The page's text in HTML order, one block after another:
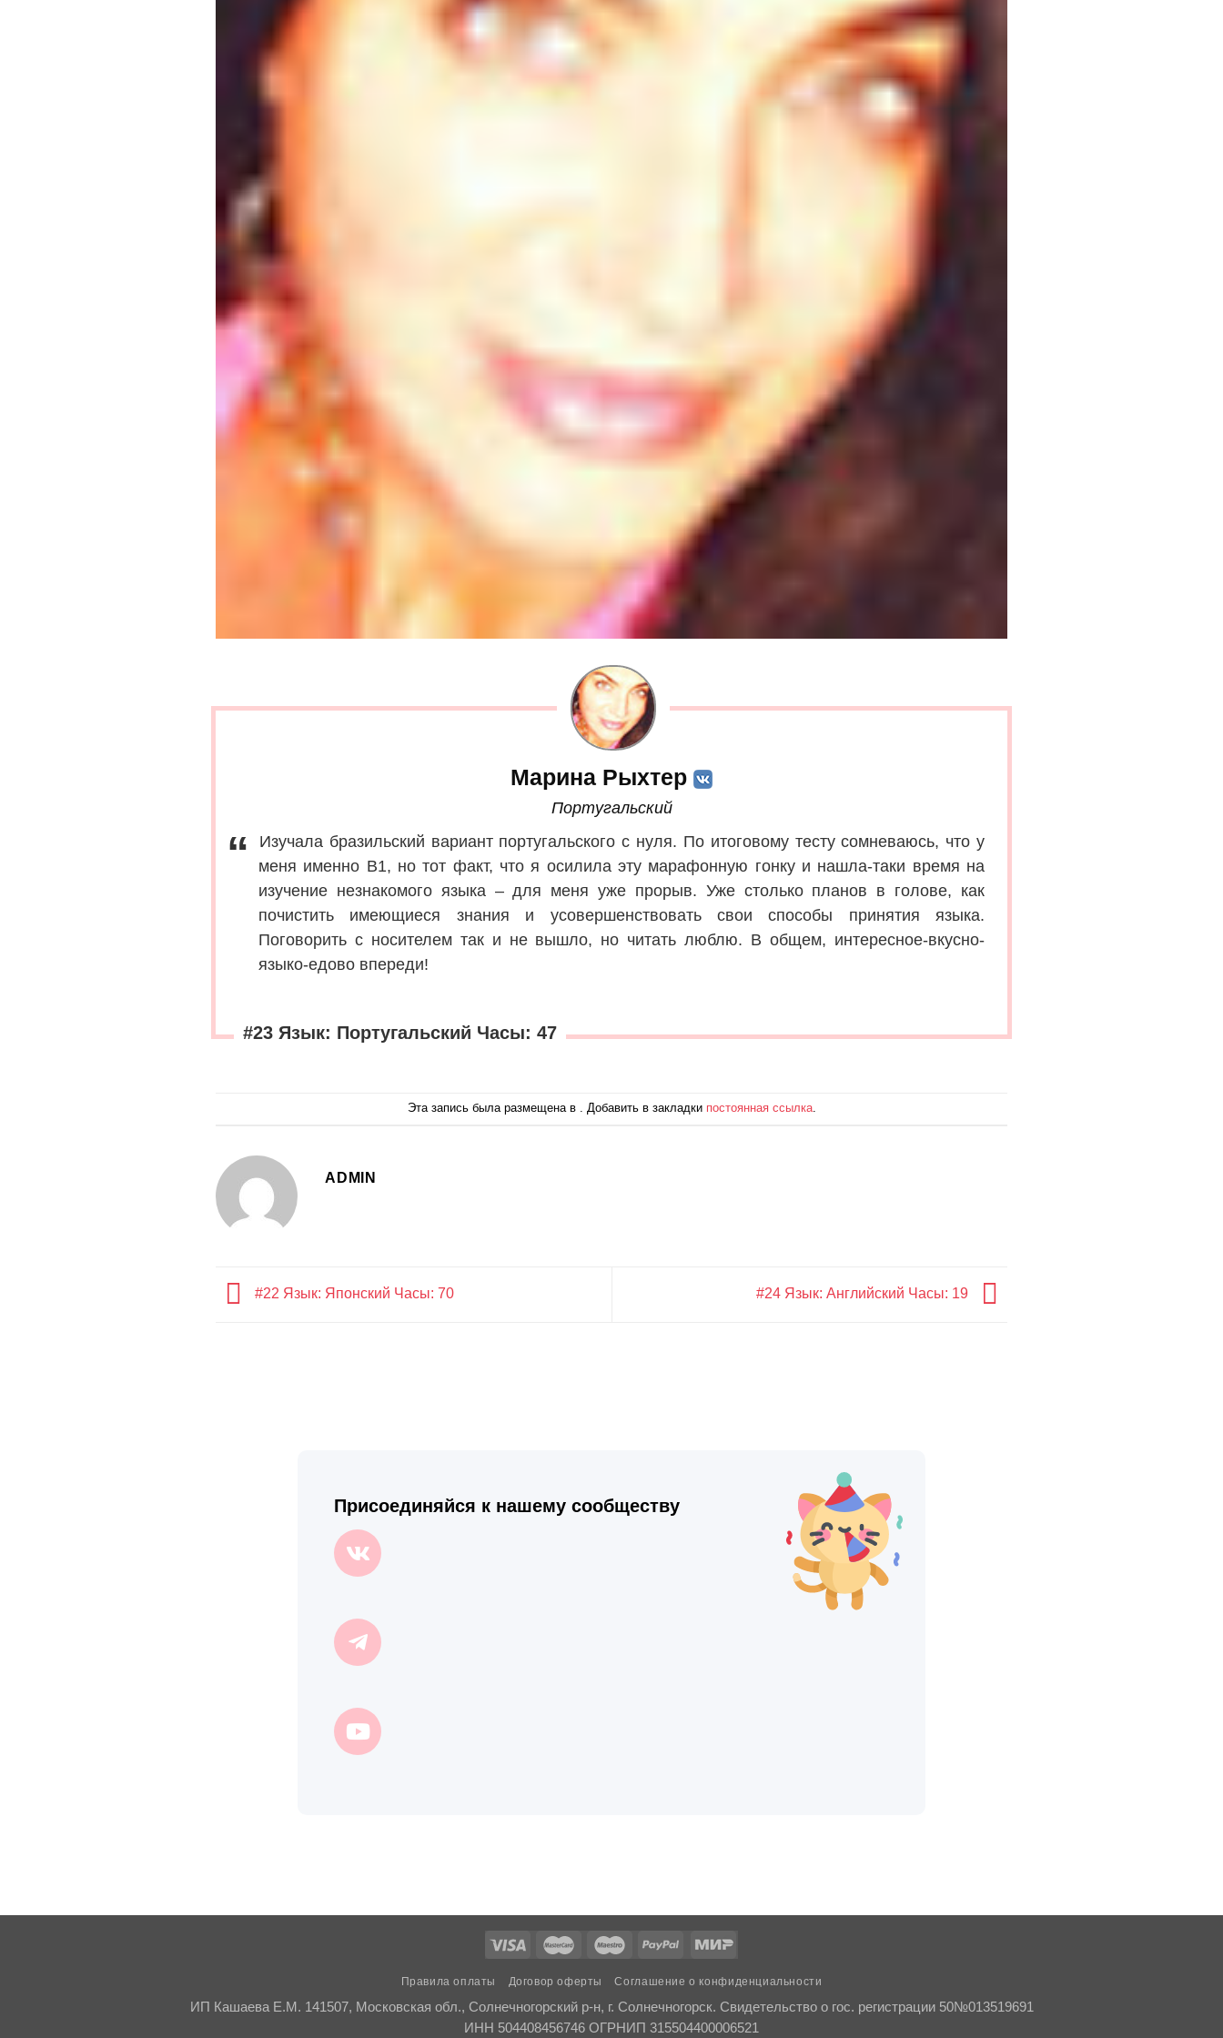
Марина Рыхтер
Португальский
Изучала бразильский вариант португальского с нуля. По итоговому тесту сомневаюсь, что у
меня именно В1, но тот факт, что я осилила эту марафонную гонку и нашла-таки время на
изучение незнакомого языка – для меня уже прорыв. Уже столько планов в голове, как
почистить имеющиеся знания и усовершенствовать свои способы принятия языка.
Поговорить с носителем так и не вышло, но читать люблю. В общем, интересное-вкусно-
языко-едово впереди!
#23 Язык: Португальский Часы: 47
Эта запись была размещена в . Добавить в закладки постоянная ссылка.
ADMIN
#22 Язык: Японский Часы: 70 #24 Язык: Английский Часы: 19
Присоединяйся к нашему сообществу
Правила оплаты Договор оферты Соглашение о конфиденциальности
ИП Кашаева Е.М. 141507, Московская обл., Солнечногорский р-н, г. Солнечногорск. Свидетельство о гос. регистрации 50№013519691
ИНН 504408456746 ОГРНИП 315504400006521